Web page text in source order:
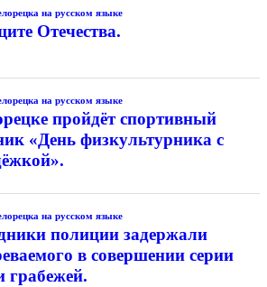
на русском языке
Отечества.
на русском языке
пройдёт спортивный
«День физкультурника с
на русском языке
полиции задержали
в совершении серии
грабежей.